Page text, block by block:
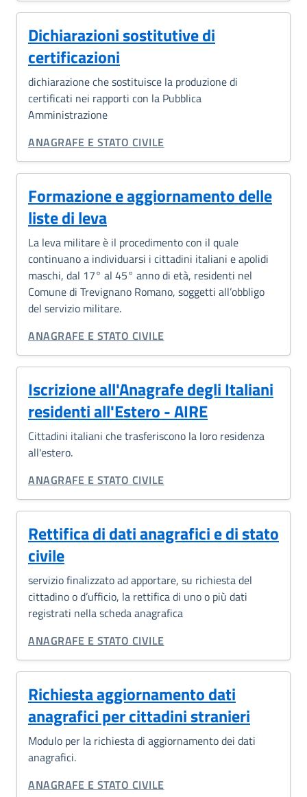
Dichiarazioni sostitutive di
certificazioni
dichiarazione che sostituisce la produzione di
certificati nei rapporti con la Pubblica
Amministrazione
CATEGORIA CORRELATA:
ANAGRAFE E STATO CIVILE
Formazione e aggiornamento delle
liste di leva
La leva militare è il procedimento con il quale
continuano a individuarsi i cittadini italiani e apolidi
maschi, dal 17° al 45° anno di età, residenti nel
Comune di Trevignano Romano, soggetti all’obbligo
del servizio militare.
CATEGORIA CORRELATA:
ANAGRAFE E STATO CIVILE
Iscrizione all'Anagrafe degli Italiani
residenti all'Estero - AIRE
Cittadini italiani che trasferiscono la loro residenza
all'estero.
CATEGORIA CORRELATA:
ANAGRAFE E STATO CIVILE
Rettifica di dati anagrafici e di stato
civile
servizio finalizzato ad apportare, su richiesta del
cittadino o d’ufficio, la rettifica di uno o più dati
registrati nella scheda anagrafica
CATEGORIA CORRELATA:
ANAGRAFE E STATO CIVILE
Richiesta aggiornamento dati
anagrafici per cittadini stranieri
Modulo per la richiesta di aggiornamento dei dati
anagrafici.
CATEGORIA CORRELATA:
ANAGRAFE E STATO CIVILE